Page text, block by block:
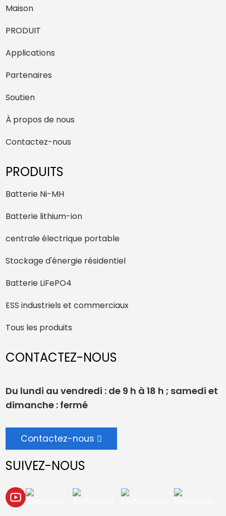
Maison
PRODUIT
Applications
Partenaires
Soutien
À propos de nous
Contactez-nous
PRODUITS
Batterie Ni-MH
Batterie lithium-ion
centrale électrique portable
Stockage d'énergie résidentiel
Batterie LiFePO4
ESS industriels et commerciaux
Tous les produits
CONTACTEZ-NOUS
Du lundi au vendredi : de 9 h à 18 h ; samedi et
dimanche : fermé
Contactez-nous
SUIVEZ-NOUS